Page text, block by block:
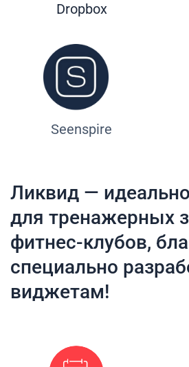
Dropbox
Seenspire
Ликвид —
для тренажерных
фитнес-клубов,
специально
виджетам!